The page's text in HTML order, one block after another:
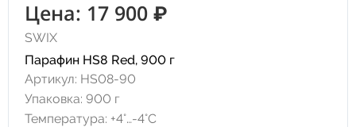
Цена: 17 900 ₽
SWIX
Парафин HS8 Red, 900 г
Артикул: HS08-90
Упаковка: 900 г
Температура: +4°…-4°C